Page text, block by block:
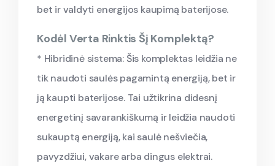
bet ir valdyti energijos kaupimą baterijose.
Kodėl Verta Rinktis Šį Komplektą?
* Hibridinė sistema: Šis komplektas leidžia ne
tik naudoti saulės pagamintą energiją, bet ir
ją kaupti baterijose. Tai užtikrina didesnį
energetinį savarankiškumą ir leidžia naudoti
sukauptą energiją, kai saulė nešviečia,
pavyzdžiui, vakare arba dingus elektrai.